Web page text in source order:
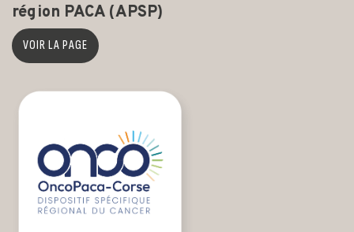
région PACA (APSP)
VOIR LA PAGE